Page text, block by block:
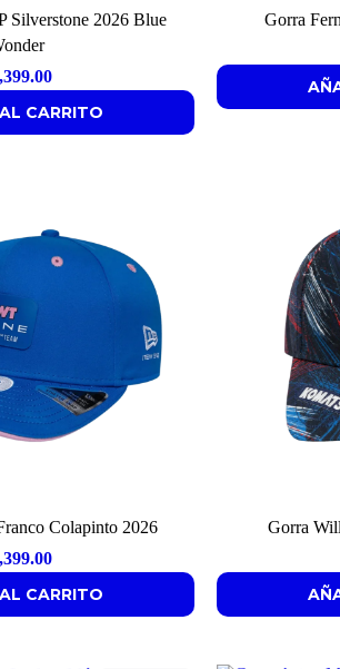
Silverstone 2026 Blue
CARRITO
Gorra
Colapinto 2026
CARRITO
Gorra